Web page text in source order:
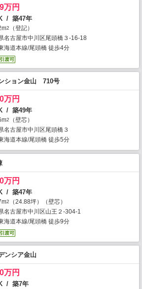
万円
/ 築47年
2
（登記）
名古屋市中川区尾頭橋３-16-18
海道本線/尾頭橋 徒歩4分
ション金山 710号
万円
/ 築49年
2
（壁芯）
名古屋市中川区尾頭橋３
海道本線/尾頭橋 徒歩5分
万円
/ 築47年
2
（24.88坪）（壁芯）
名古屋市中川区山王２-304-1
海道本線/尾頭橋 徒歩9分
ンシア金山
万円
/ 築7年